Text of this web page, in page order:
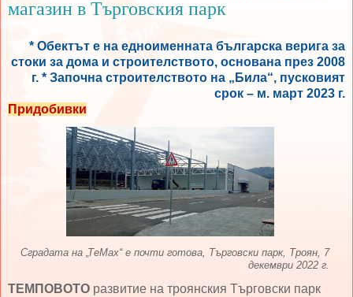
магазин в Търговския парк
* Обектът е на едноименната българска верига за
стоки за дома и строителството, основана през 2008
г. * Започна строителството на „Била“, пусковият
срок – м. март 2023 г.
Придобивки
Сградата на „ТеМах“ е почти готова, Търговски парк, Троян, 7
декември 2022 г.
ТЕМПОВОТО развитие на троянския Търговски парк